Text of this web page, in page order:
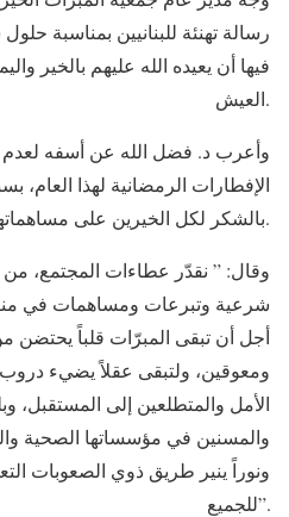
رسالة تهنئة للبنانيين بمناسبة
فيها أن يعيده الله عليهم بالخير
العيش.
وأعرب د. فضل الله عن أسفه لعدم
الإفطارات الرمضانية لهذا العام،
بالشكر لكل الخيرين على مساهماتهم المادية والمعنوية.
شرعية وتبرعات ومساهمات في
أجل أن تبقى المبرّات قلباً يحتضن
ومعوقين، ولتبقى عقلاً يضيء دروب
الأمل والمتطلعين إلى المستقبل،
والمسنين في مؤسساتها الصحية
ونوراً ينير طريق ذوي الصعوبات
للجميع”.